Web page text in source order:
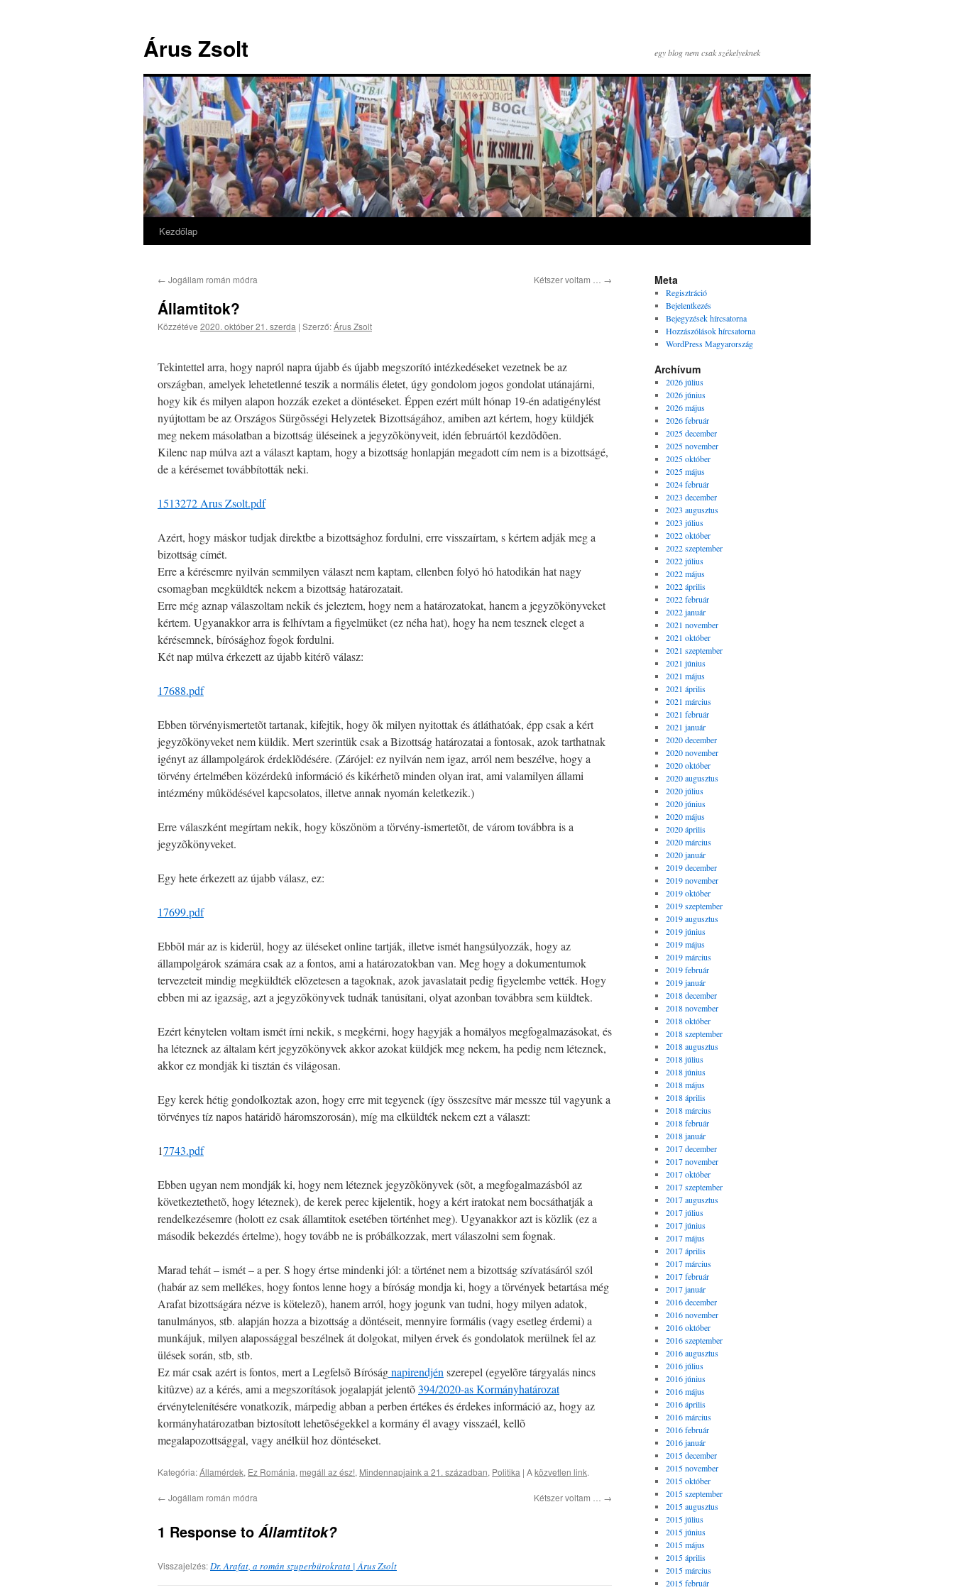
Árus Zsolt egy blog nem csak székelyeknek
Kilépés
tartalomba
Kezdőlap
← Jogállam román módra Kétszer voltam … →
Államtitok?
Közzétéve 2020. október 21. szerda | Szerző:Árus Zsolt
Tekintettel arra, hogy napról napra újabb és újabb megszorító intézkedéseket vezetnek be az
országban, amelyek lehetetlenné teszik a normális életet, úgy gondolom jogos gondolat utánajárni,
hogy kik és milyen alapon hozzák ezeket a döntéseket. Éppen ezért múlt hónap 19-én adatigénylést
nyújtottam be az Országos Sürgõsségi Helyzetek Bizottságához, amiben azt kértem, hogy küldjék
meg nekem másolatban a bizottság üléseinek a jegyzõkönyveit, idén februártól kezdõdõen.
Kilenc nap múlva azt a választ kaptam, hogy a bizottság honlapján megadott cím nem is a bizottságé,
de a kérésemet továbbították neki.
1513272 Arus Zsolt.pdf
Azért, hogy máskor tudjak direktbe a bizottsághoz fordulni, erre visszaírtam, s kértem adják meg a
bizottság címét.
Erre a kérésemre nyilván semmilyen választ nem kaptam, ellenben folyó hó hatodikán hat nagy
csomagban megküldték nekem a bizottság határozatait.
Erre még aznap válaszoltam nekik és jeleztem, hogy nem a határozatokat, hanem a jegyzõkönyveket
kértem. Ugyanakkor arra is felhívtam a figyelmüket (ez néha hat), hogy ha nem tesznek eleget a
kérésemnek, bírósághoz fogok fordulni.
Két nap múlva érkezett az újabb kitérõ válasz:
17688.pdf
Ebben törvényismertetõt tartanak, kifejtik, hogy õk milyen nyitottak és átláthatóak, épp csak a kért
jegyzõkönyveket nem küldik. Mert szerintük csak a Bizottság határozatai a fontosak, azok tarthatnak
igényt az állampolgárok érdeklõdésére. (Zárójel: ez nyilván nem igaz, arról nem beszélve, hogy a
törvény értelmében közérdekû információ és kikérhetõ minden olyan irat, ami valamilyen állami
intézmény mûködésével kapcsolatos, illetve annak nyomán keletkezik.)
Erre válaszként megírtam nekik, hogy köszönöm a törvény-ismertetõt, de várom továbbra is a
jegyzõkönyveket.
Egy hete érkezett az újabb válasz, ez:
17699.pdf
Ebbõl már az is kiderül, hogy az üléseket online tartják, illetve ismét hangsúlyozzák, hogy az
állampolgárok számára csak az a fontos, ami a határozatokban van. Meg hogy a dokumentumok
tervezeteit mindig megküldték elõzetesen a tagoknak, azok javaslatait pedig figyelembe vették. Hogy
ebben mi az igazság, azt a jegyzõkönyvek tudnák tanúsítani, olyat azonban továbbra sem küldtek.
Ezért kénytelen voltam ismét írni nekik, s megkérni, hogy hagyják a homályos megfogalmazásokat, és
ha léteznek az általam kért jegyzõkönyvek akkor azokat küldjék meg nekem, ha pedig nem léteznek,
akkor ez mondják ki tisztán és világosan.
Egy kerek hétig gondolkoztak azon, hogy erre mit tegyenek (így összesítve már messze túl vagyunk a
törvényes tíz napos határidõ háromszorosán), míg ma elküldték nekem ezt a választ:
17743.pdf
Ebben ugyan nem mondják ki, hogy nem léteznek jegyzõkönyvek (sõt, a megfogalmazásból az
következtethetõ, hogy léteznek), de kerek perec kijelentik, hogy a kért iratokat nem bocsáthatják a
rendelkezésemre (holott ez csak államtitok esetében történhet meg). Ugyanakkor azt is közlik (ez a
második bekezdés értelme), hogy tovább ne is próbálkozzak, mert válaszolni sem fognak.
Marad tehát – ismét – a per. S hogy értse mindenki jól: a történet nem a bizottság szívatásáról szól
(habár az sem mellékes, hogy fontos lenne hogy a bíróság mondja ki, hogy a törvények betartása még
Arafat bizottságára nézve is kötelezõ), hanem arról, hogy jogunk van tudni, hogy milyen adatok,
tanulmányos, stb. alapján hozza a bizottság a döntéseit, mennyire formális (vagy esetleg érdemi) a
munkájuk, milyen alapossággal beszélnek át dolgokat, milyen érvek és gondolatok merülnek fel az
ülések során, stb, stb.
Ez már csak azért is fontos, mert a Legfelsõ Bíróságnapirendjén szerepel (egyelõre tárgyalás nincs
kitûzve) az a kérés, ami a megszorítások jogalapját jelentõ394/2020-as Kormányhatározat
érvénytelenítésére vonatkozik, márpedig abban a perben értékes és érdekes információ az, hogy az
kormányhatározatban biztosított lehetõségekkel a kormány él avagy visszaél, kellõ
megalapozottsággal, vagy anélkül hoz döntéseket.
Kategória:Államérdek, Ez Románia, megáll az ész!, Mindennapjaink a 21. században, Politika | Aközvetlen link.
← Jogállam román módra Kétszer voltam … →
1 Response to Államtitok?
Visszajelzés:Dr. Arafat, a román szuperbürokrata | Árus Zsolt
Meta
Regisztráció
Bejelentkezés
Bejegyzések hírcsatorna
Hozzászólások hírcsatorna
WordPress Magyarország
Archívum
2026 július
2026 június
2026 május
2026 február
2025 december
2025 november
2025 október
2025 május
2024 február
2023 december
2023 augusztus
2023 július
2022 október
2022 szeptember
2022 július
2022 május
2022 április
2022 február
2022 január
2021 november
2021 október
2021 szeptember
2021 június
2021 május
2021 április
2021 március
2021 február
2021 január
2020 december
2020 november
2020 október
2020 augusztus
2020 július
2020 június
2020 május
2020 április
2020 március
2020 január
2019 december
2019 november
2019 október
2019 szeptember
2019 augusztus
2019 június
2019 május
2019 március
2019 február
2019 január
2018 december
2018 november
2018 október
2018 szeptember
2018 augusztus
2018 július
2018 június
2018 május
2018 április
2018 március
2018 február
2018 január
2017 december
2017 november
2017 október
2017 szeptember
2017 augusztus
2017 július
2017 június
2017 május
2017 április
2017 március
2017 február
2017 január
2016 december
2016 november
2016 október
2016 szeptember
2016 augusztus
2016 július
2016 június
2016 május
2016 április
2016 március
2016 február
2016 január
2015 december
2015 november
2015 október
2015 szeptember
2015 augusztus
2015 július
2015 június
2015 május
2015 április
2015 március
2015 február